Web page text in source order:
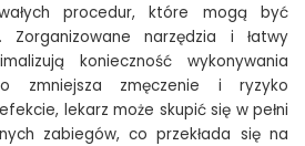
procedur, które mogą być
narzędzia i łatwy
konieczność wykonywania
zmniejsza zmęczenie i ryzyko
lekarz może skupić się w pełni
zabiegów, co przekłada się na